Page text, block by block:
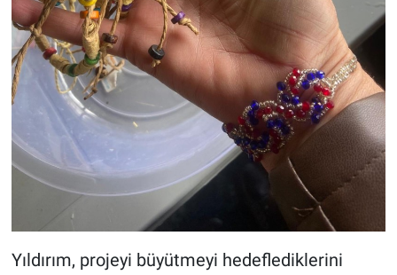
Yıldırım, projeyi büyütmeyi hedeflediklerini